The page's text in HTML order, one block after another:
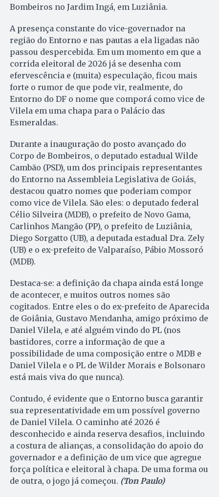
Bombeiros no Jardim Ingá, em Luziânia.
A presença constante do vice-governador na
região do Entorno e nas pautas a ela ligadas não
passou despercebida. Em um momento em que a
corrida eleitoral de 2026 já se desenha com
efervescência e (muita) especulação, ficou mais
forte o rumor de que pode vir, realmente, do
Entorno do DF o nome que comporá como vice de
Vilela em uma chapa para o Palácio das
Esmeraldas.
Durante a inauguração do posto avançado do
Corpo de Bombeiros, o deputado estadual Wilde
Cambão (PSD), um dos principais representantes
do Entorno na Assembleia Legislativa de Goiás,
destacou quatro nomes que poderiam compor
como vice de Vilela. São eles: o deputado federal
Célio Silveira (MDB), o prefeito de Novo Gama,
Carlinhos Mangão (PP), o prefeito de Luziânia,
Diego Sorgatto (UB), a deputada estadual Dra. Zely
(UB) e o ex-prefeito de Valparaíso, Pábio Mossoró
(MDB).
Destaca-se: a definição da chapa ainda está longe
de acontecer, e muitos outros nomes são
cogitados. Entre eles o do ex-prefeito de Aparecida
de Goiânia, Gustavo Mendanha, amigo próximo de
Daniel Vilela, e até alguém vindo do PL (nos
bastidores, corre a informação de que a
possibilidade de uma composição entre o MDB e
Daniel Vilela e o PL de Wilder Morais e Bolsonaro
está mais viva do que nunca).
Contudo, é evidente que o Entorno busca garantir
sua representatividade em um possível governo
de Daniel Vilela. O caminho até 2026 é
desconhecido e ainda reserva desafios, incluindo
a costura de alianças, a consolidação do apoio do
governador e a definição de um vice que agregue
força política e eleitoral à chapa. De uma forma ou
de outra, o jogo já começou. (Ton Paulo)